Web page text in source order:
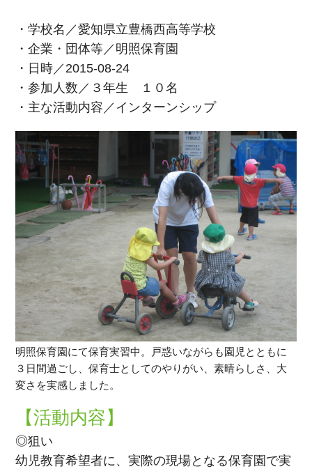
・学校名／愛知県立豊橋西高等学校
・企業・団体等／明照保育園
・日時／2015-08-24
・参加人数／３年生 １０名
・主な活動内容／インターンシップ
明照保育園にて保育実習中。戸惑いながらも園児とともに
３日間過ごし、保育士としてのやりがい、素晴らしさ、大
変さを実感しました。
【活動内容】
◎狙い
幼児教育希望者に、実際の現場となる保育園で実